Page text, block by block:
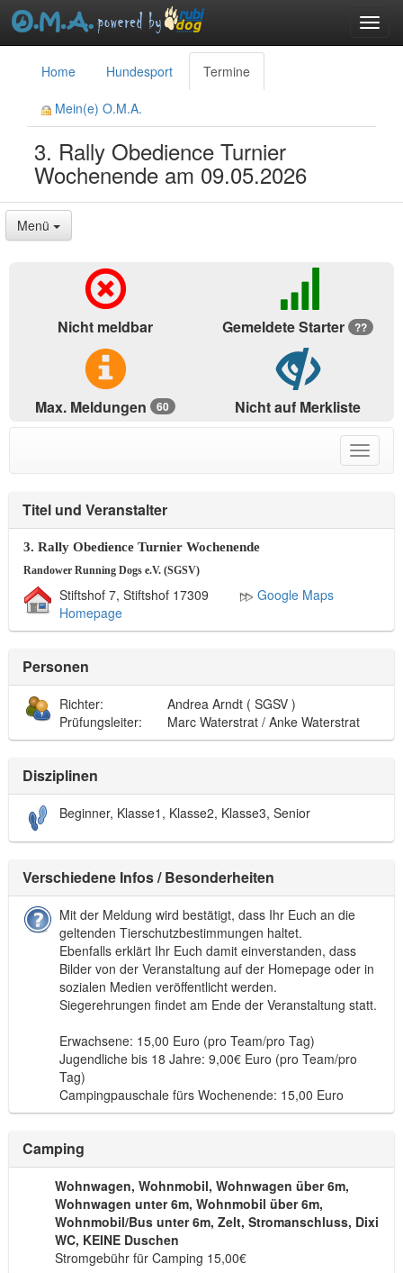
Home Hundesport Termine
Mein(e) O.M.A.
3. Rally Obedience Turnier
Wochenende am 09.05.2026
Menü
Nicht meldbar Gemeldete Starter ??
Max. Meldungen 60 Nicht auf Merkliste
Toggle
Titel und Veranstalter
3. Rally Obedience Turnier Wochenende
Randower Running Dogs e.V. (SGSV)
Stiftshof 7, Stiftshof 17309
Homepage
Google Maps
Personen
Richter:
Prüfungsleiter:
Andrea Arndt ( SGSV )
Marc Waterstrat / Anke Waterstrat
Disziplinen
Beginner, Klasse1, Klasse2, Klasse3, Senior
Verschiedene Infos / Besonderheiten
Mit der Meldung wird bestätigt, dass Ihr Euch an die
geltenden Tierschutzbestimmungen haltet.
Ebenfalls erklärt Ihr Euch damit einverstanden, dass
Bilder von der Veranstaltung auf der Homepage oder in
sozialen Medien veröffentlicht werden.
Siegerehrungen findet am Ende der Veranstaltung statt.
Erwachsene: 15,00 Euro (pro Team/pro Tag)
Jugendliche bis 18 Jahre: 9,00€ Euro (pro Team/pro
Tag)
Campingpauschale fürs Wochenende: 15,00 Euro
Camping
Wohnwagen, Wohnmobil, Wohnwagen über 6m,
Wohnwagen unter 6m, Wohnmobil über 6m,
Wohnmobil/Bus unter 6m, Zelt, Stromanschluss, Dixi
WC, KEINE Duschen
Stromgebühr für Camping 15,00€